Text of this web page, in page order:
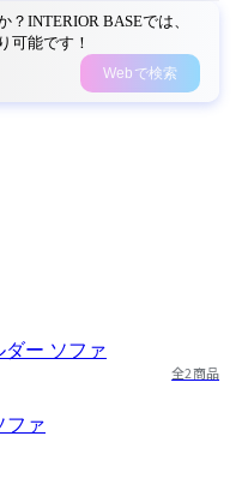
INTERIOR BASEでは、
可能です！
Webで検索
全2商品
ファ